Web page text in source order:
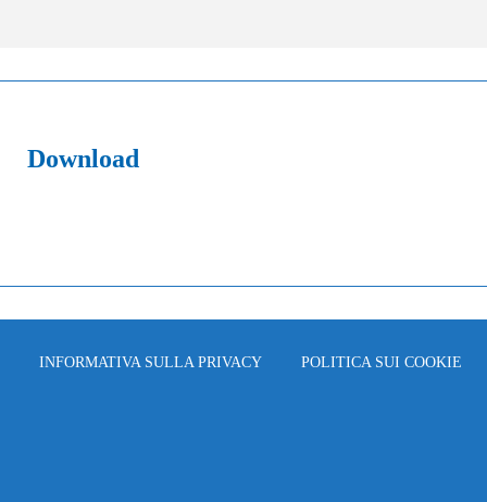
Download
INFORMATIVA SULLA PRIVACY POLITICA SUI COOKIE